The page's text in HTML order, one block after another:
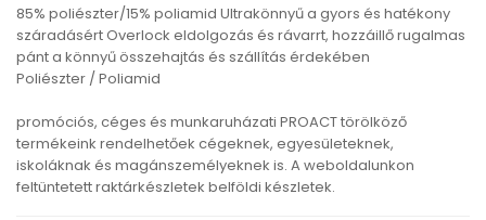
85% poliészter/15% poliamid Ultrakönnyű a gyors és hatékony
száradásért Overlock eldolgozás és rávarrt, hozzáillő rugalmas
pánt a könnyű összehajtás és szállítás érdekében
Poliészter / Poliamid
promóciós, céges és munkaruházati PROACT törölköző
termékeink rendelhetőek cégeknek, egyesületeknek,
iskoláknak és magánszemélyeknek is. A weboldalunkon
feltüntetett raktárkészletek belföldi készletek.